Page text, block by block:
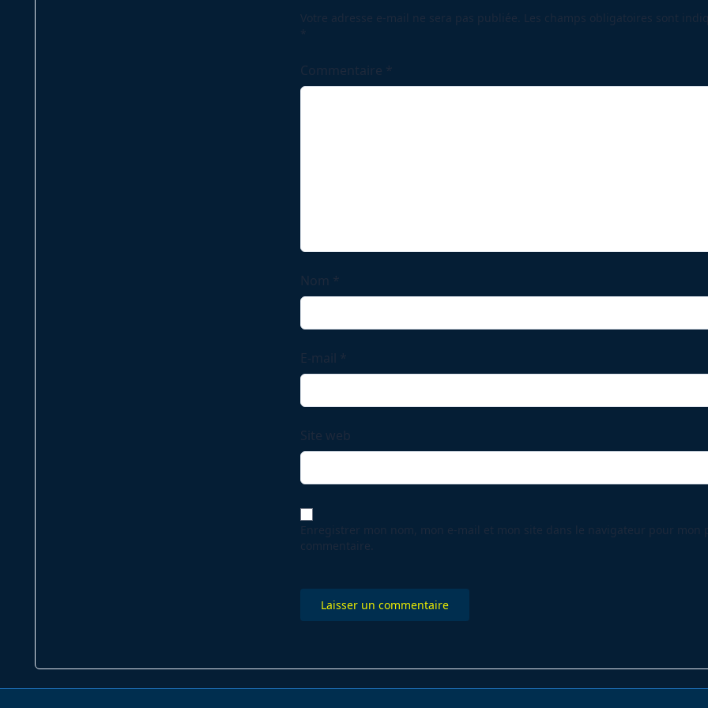
Votre adresse e-mail ne sera pas publiée. Les champs obligatoires sont
*
Commentaire *
Nom *
E-mail *
Site web
Enregistrer mon nom, mon e-mail et mon site dans le navigateur pour mon
commentaire.